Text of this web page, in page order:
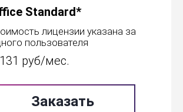
Standard*
лицензии указана за
пользователя
руб/мес.
Заказать